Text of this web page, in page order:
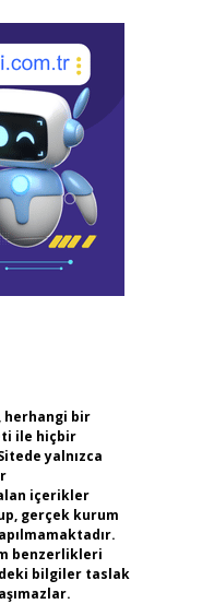
herhangi bir
ile hiçbir
yalnızca
içerikler
gerçek kurum
benzerlikleri
bilgiler taslak